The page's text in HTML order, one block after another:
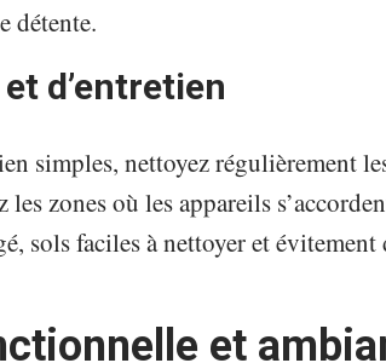
détente.
d’entretien
simples, nettoyez régulièrement
zones où les appareils
sols faciles à nettoyer et
et